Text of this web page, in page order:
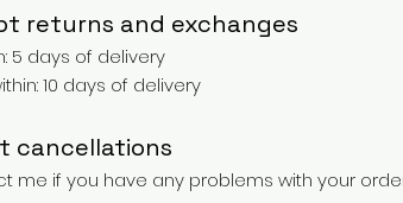
returns and exchanges
5 days of delivery
10 days of delivery
cancellations
me if you have any problems with your